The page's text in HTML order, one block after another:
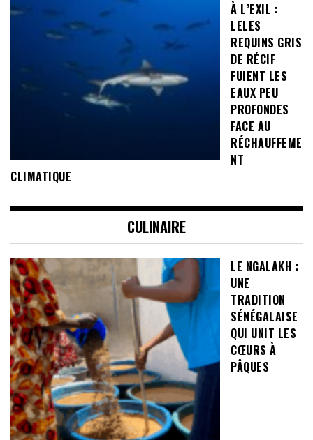
À L’EXIL :
LELES
REQUINS GRIS
DE RÉCIF
FUIENT LES
EAUX PEU
PROFONDES
FACE AU
RÉCHAUFFEME
NT
CLIMATIQUE
CULINAIRE
LE NGALAKH :
UNE
TRADITION
SÉNÉGALAISE
QUI UNIT LES
CŒURS À
PÂQUES